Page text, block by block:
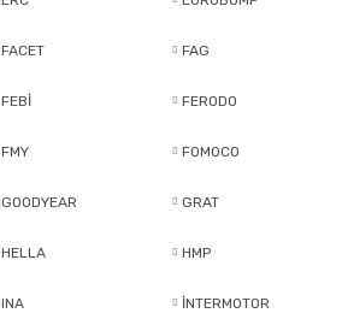
FACET FAG
FEBİ FERODO
FMY FOMOCO
GOODYEAR GRAT
HELLA HMP
INA İNTERMOTOR